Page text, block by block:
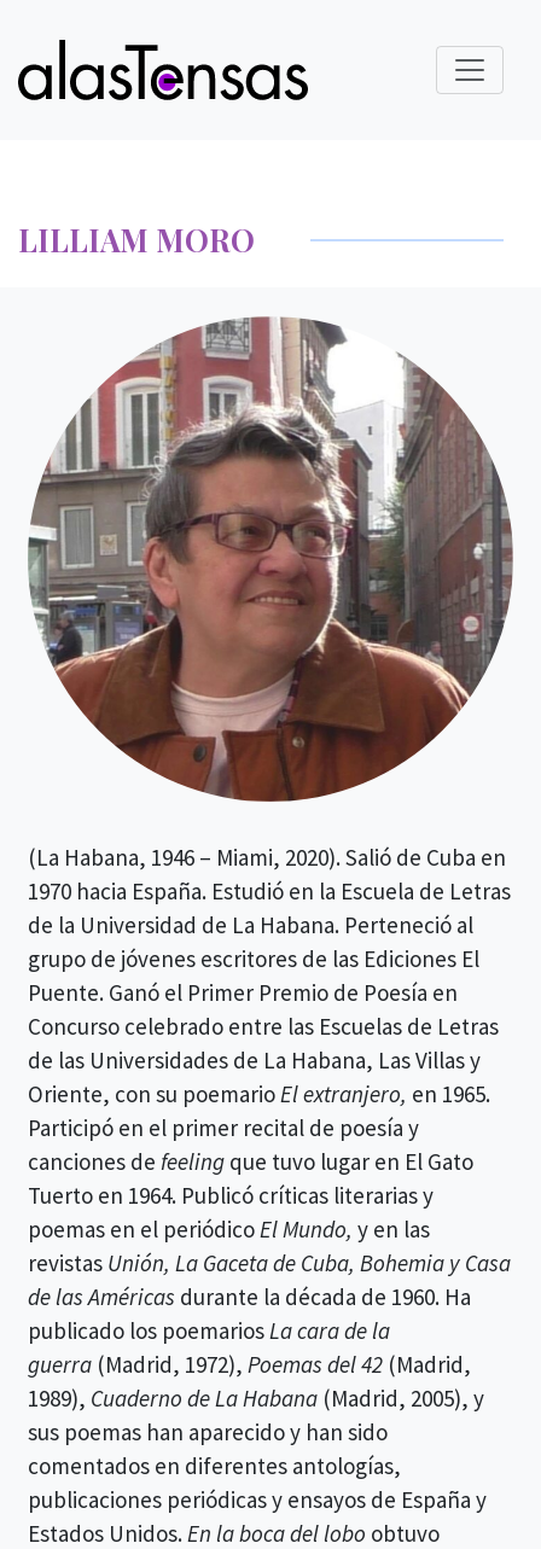
LILLIAM MORO
(La Habana, 1946 – Miami, 2020). Salió de Cuba en
1970 hacia España. Estudió en la Escuela de Letras
de la Universidad de La Habana. Perteneció al
grupo de jóvenes escritores de las Ediciones El
Puente. Ganó el Primer Premio de Poesía en
Concurso celebrado entre las Escuelas de Letras
de las Universidades de La Habana, Las Villas y
Oriente, con su poemarioEl extranjero, en 1965.
Participó en el primer recital de poesía y
canciones de feeling que tuvo lugar en El Gato
Tuerto en 1964. Publicó críticas literarias y
poemas en el periódicoEl Mundo, y en las
revistas Unión, La Gaceta de Cuba, Bohemia y Casa
de las Américas durante la década de 1960. Ha
publicado los poemariosLa cara de la
guerra (Madrid, 1972), Poemas del 42 (Madrid,
1989), Cuaderno de La Habana (Madrid, 2005), y
sus poemas han aparecido y han sido
comentados en diferentes antologías,
publicaciones periódicas y ensayos de España y
Estados Unidos.En la boca del lobo obtuvo